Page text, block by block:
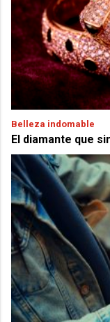
Belleza indomable
El diamante que